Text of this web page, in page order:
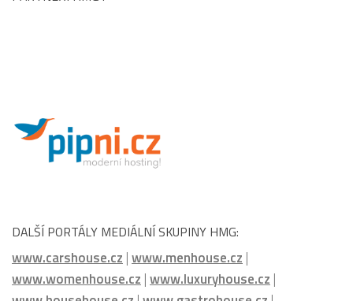
DALŠÍ PORTÁLY MEDIÁLNÍ SKUPINY HMG: